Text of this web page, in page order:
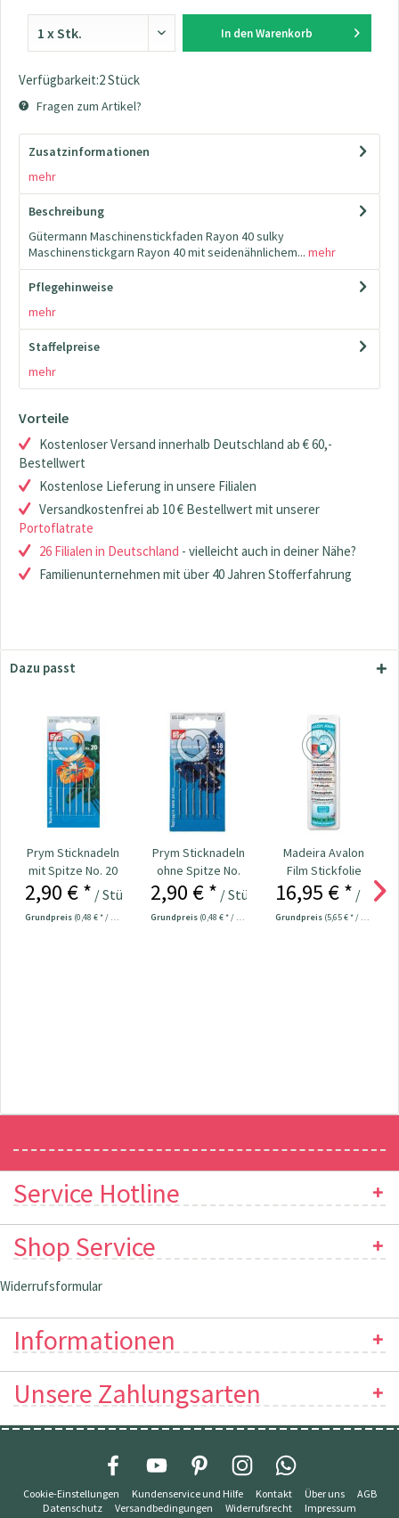
In den Warenkorb
Verfügbarkeit:2 Stück
Fragen zum Artikel?
Zusatzinformationen
mehr
Beschreibung
Gütermann Maschinenstickfaden Rayon 40 sulky
Maschinenstickgarn Rayon 40 mit seidenähnlichem... mehr
Pflegehinweise
mehr
Staffelpreise
mehr
Vorteile
Kostenloser Versand innerhalb Deutschland ab € 60,-
Bestellwert
Kostenlose Lieferung in unsere Filialen
Versandkostenfrei ab 10 € Bestellwert mit unserer
Portoflatrate
26 Filialen in Deutschland - vielleicht auch in deiner Nähe?
Familienunternehmen mit über 40 Jahren Stofferfahrung
Dazu passt
Prym Sticknadeln
mit Spitze No. 20
Nr. 125551
2,90 € * / Stück
Grundpreis (0,48 € * / 1 Stück)
Prym Sticknadeln
ohne Spitze No.
18-22 Nr. 125559
2,90 € * / Stück
Grundpreis (0,48 € * / 1 Stück)
Madeira Avalon
Film Stickfolie
wasserlöslich 30
16,95 € * / Stück
Grundpreis (5,65 € * / 1 m²)
Service Hotline
Shop Service
Widerrufsformular
Informationen
Unsere Zahlungsarten
Cookie-Einstellungen Kundenservice und Hilfe Kontakt Über uns
AGB
Datenschutz
Versandbedingungen Widerrufsrecht Impressum